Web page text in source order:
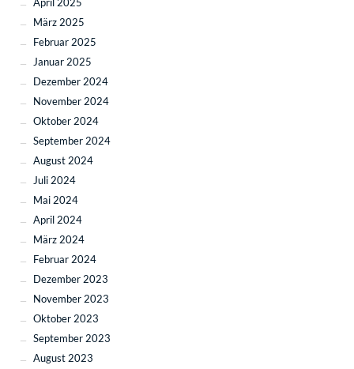
April 2025
März 2025
Februar 2025
Januar 2025
Dezember 2024
November 2024
Oktober 2024
September 2024
August 2024
Juli 2024
Mai 2024
April 2024
März 2024
Februar 2024
Dezember 2023
November 2023
Oktober 2023
September 2023
August 2023